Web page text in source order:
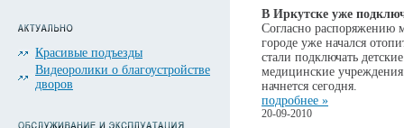
Красивые подъезды
Видеоролики о благоустройстве
дворов
В Иркутске уже
Согласно распоряжению
городе уже начался
стали подключать
медицинские
начнется сегодня.
подробнее »
20-09-2010